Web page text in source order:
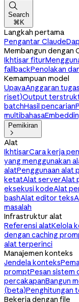

Search
⌘K
Langkah pertama
Pengantar Claude
Membangun dengan
Ikhtisar fitur
fallbackPenolakan
Kemampuan model
UpayaAnggaran
riset)Output
batchHasil pencarian
multibahasa
Pemikiran

Alat
IkhtisarCara kerja
yang menggunakan
alatPenggunaan alat
ketatAlat serverAlat
eksekusi kodeAlat
bashAlat editor teks
masalah
Infrastruktur alat
Referensi alatKelola
dengan caching
alat terperinci
Manajemen konteks
Jendela konteks
promptPesan sistem
percakapanBangun
(beta)Penghitungan
Bekerja dengan file